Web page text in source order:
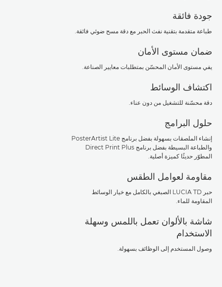
جودة فائقة
طباعة متقدمة بتقنية نفث الحبر مع دقة مسح ضوئي فائقة.
ضمان مستوى الأمان
يفي مستوى الأمان المحسّن بمتطلبات معايير الصناعة.
اكتشاف الوسائط
دقة محسّنة للتشغيل من دون عناء.
حلول البرامج
إنشاء الملصقات بسهولة بفضل برنامج PosterArtist Lite
والطباعة البسيطة بفضل برنامج Direct Print Plus
المطوّر حديثًا كميزة أصلية.
مقاومة لعوامل الطقس
حبر LUCIA TD الصبغي بالكامل مع خيار الوسائط
المقاومة للماء.
شاشة بالألوان تعمل باللمس وسهلة
الاستخدام
وصول المستخدم إلى الوظائف بسهولة.